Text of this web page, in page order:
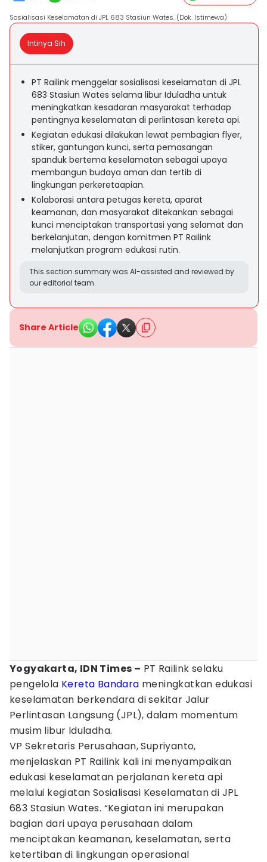
Sosialisasi Keselamatan di JPL 683 Stasiun Wates. (Dok. Istimewa)
Intinya Sih
PT Railink menggelar sosialisasi keselamatan di JPL
683 Stasiun Wates selama libur Iduladha untuk
meningkatkan kesadaran masyarakat terhadap
pentingnya keselamatan di perlintasan kereta api.
Kegiatan edukasi dilakukan lewat pembagian flyer,
stiker, gantungan kunci, serta pemasangan
spanduk bertema keselamatan sebagai upaya
membangun budaya aman dan tertib di
lingkungan perkeretaapian.
Kolaborasi antara petugas kereta, aparat
keamanan, dan masyarakat ditekankan sebagai
kunci menciptakan transportasi yang selamat dan
berkelanjutan, dengan komitmen PT Railink
melanjutkan program edukasi rutin.
This section summary was AI-assisted and reviewed by
our editorial team.
Share Article
Yogyakarta, IDN Times – PT Railink selaku
pengelola Kereta Bandara meningkatkan edukasi
keselamatan berkendara di sekitar Jalur
Perlintasan Langsung (JPL), dalam momentum
musim libur Iduladha.
VP Sekretaris Perusahaan, Supriyanto,
menjelaskan PT Railink kali ini menyampaikan
edukasi keselamatan perjalanan kereta api
melalui kegiatan Sosialisasi Keselamatan di JPL
683 Stasiun Wates. “Kegiatan ini merupakan
bagian dari upaya perusahaan dalam
menciptakan keamanan, keselamatan, serta
ketertiban di lingkungan operasional